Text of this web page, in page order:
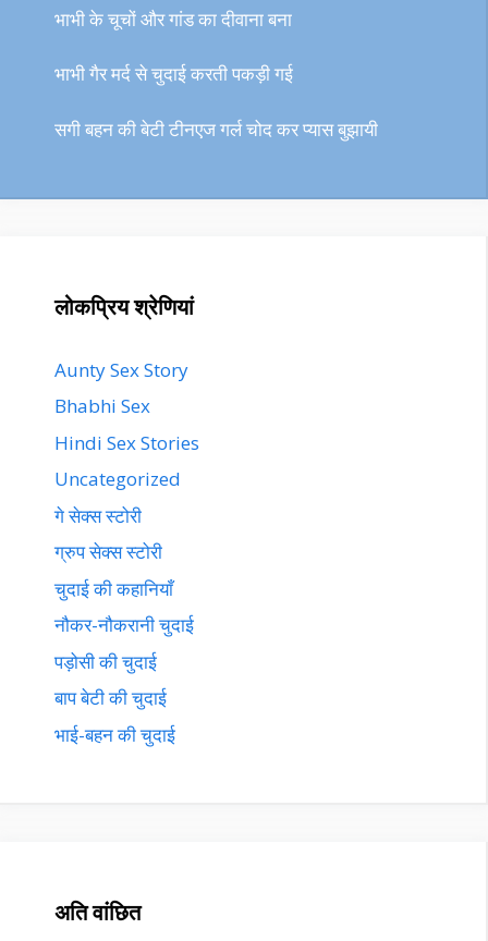
भाभी के चूचों और गांड का दीवाना बना
भाभी गैर मर्द से चुदाई करती पकड़ी गई
सगी बहन की बेटी टीनएज गर्ल चोद कर प्यास बुझायी
लोकप्रिय श्रेणियां
Aunty Sex Story
Bhabhi Sex
Hindi Sex Stories
Uncategorized
गे सेक्स स्टोरी
ग्रुप सेक्स स्टोरी
चुदाई की कहानियाँ
नौकर-नौकरानी चुदाई
पड़ोसी की चुदाई
बाप बेटी की चुदाई
भाई-बहन की चुदाई
अति वांछित